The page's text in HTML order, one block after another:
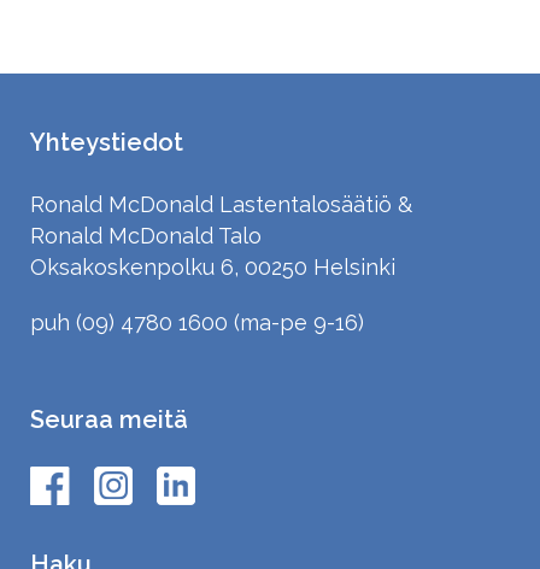
Yhteystiedot
Ronald McDonald Lastentalosäätiö &
Ronald McDonald Talo
Oksakoskenpolku 6, 00250 Helsinki
puh (09) 4780 1600 (ma-pe 9-16)
Seuraa meitä